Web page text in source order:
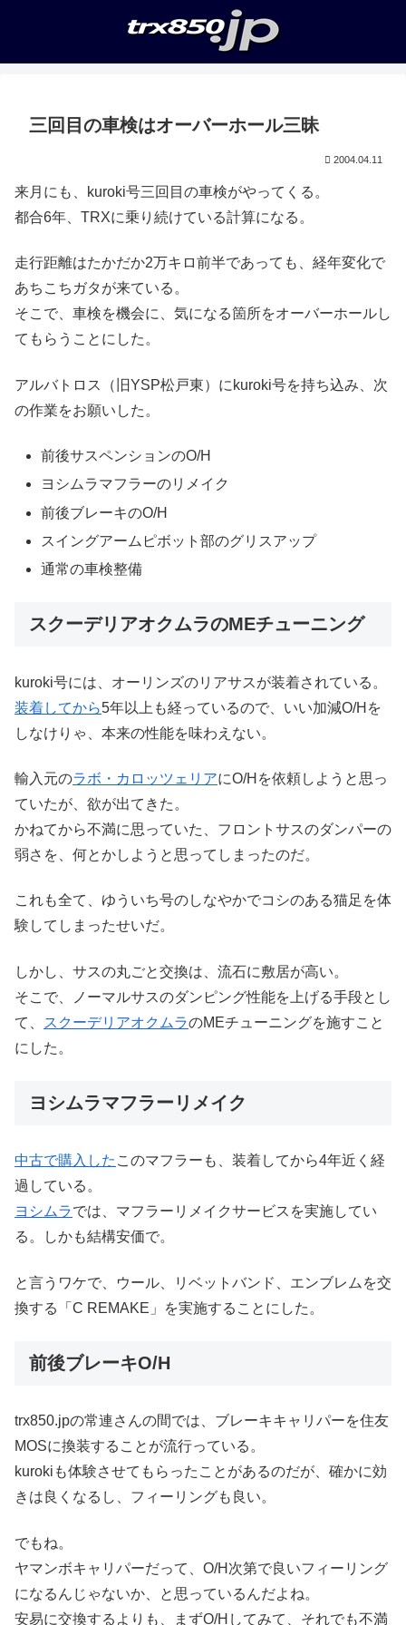
三回目の車検はオーバーホール三昧
2004.04.11
来月にも、kuroki号三回目の車検がやってくる。
都合6年、TRXに乗り続けている計算になる。
走行距離はたかだか2万キロ前半であっても、経年変化で
あちこちガタが来ている。
そこで、車検を機会に、気になる箇所をオーバーホールし
てもらうことにした。
アルバトロス（旧YSP松戸東）にkuroki号を持ち込み、次
の作業をお願いした。
前後サスペンションのO/H
ヨシムラマフラーのリメイク
前後ブレーキのO/H
スイングアームピボット部のグリスアップ
通常の車検整備
スクーデリアオクムラのMEチューニング
kuroki号には、オーリンズのリアサスが装着されている。
装着してから5年以上も経っているので、いい加減O/Hを
しなけりゃ、本来の性能を味わえない。
輸入元のラボ・カロッツェリアにO/Hを依頼しようと思っ
ていたが、欲が出てきた。
かねてから不満に思っていた、フロントサスのダンパーの
弱さを、何とかしようと思ってしまったのだ。
これも全て、ゆういち号のしなやかでコシのある猫足を体
験してしまったせいだ。
しかし、サスの丸ごと交換は、流石に敷居が高い。
そこで、ノーマルサスのダンピング性能を上げる手段とし
て、
スクーデリアオクムラのMEチューニングを施すこと
にした。
ヨシムラマフラーリメイク
中古で購入した このマフラーも、装着してから4年近く経
過している。
ヨシムラでは、マフラーリメイクサービスを実施してい
る。しかも結構安価で。
と言うワケで、ウール、リベットバンド、エンブレムを交
換する「C REMAKE」を実施することにした。
前後ブレーキO/H
trx850.jpの常連さんの間では、ブレーキキャリパーを住友
MOSに換装することが流行っている。
kurokiも体験させてもらったことがあるのだが、確かに効
きは良くなるし、フィーリングも良い。
でもね。
ヤマンボキャリパーだって、O/H次第で良いフィーリング
になるんじゃないか、と思っているんだよね。
安易に交換するよりも、まずO/Hしてみて、それでも不満